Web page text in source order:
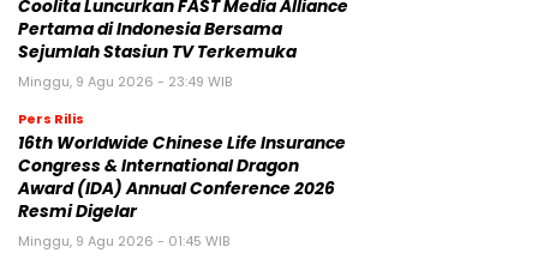
Coolita Luncurkan FAST Media Alliance
Pertama di Indonesia Bersama
Sejumlah Stasiun TV Terkemuka
Minggu, 9 Agu 2026 - 23:49 WIB
Pers Rilis
16th Worldwide Chinese Life Insurance
Congress & International Dragon
Award (IDA) Annual Conference 2026
Resmi Digelar
Minggu, 9 Agu 2026 - 01:45 WIB